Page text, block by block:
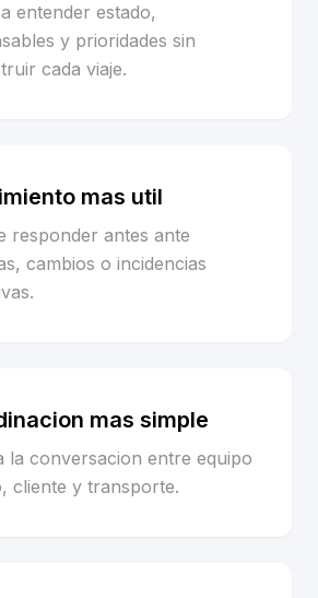
entender estado,
y prioridades sin
cada viaje.
mas util
responder antes ante
cambios o incidencias
mas simple
la conversacion entre equipo
cliente y transporte.